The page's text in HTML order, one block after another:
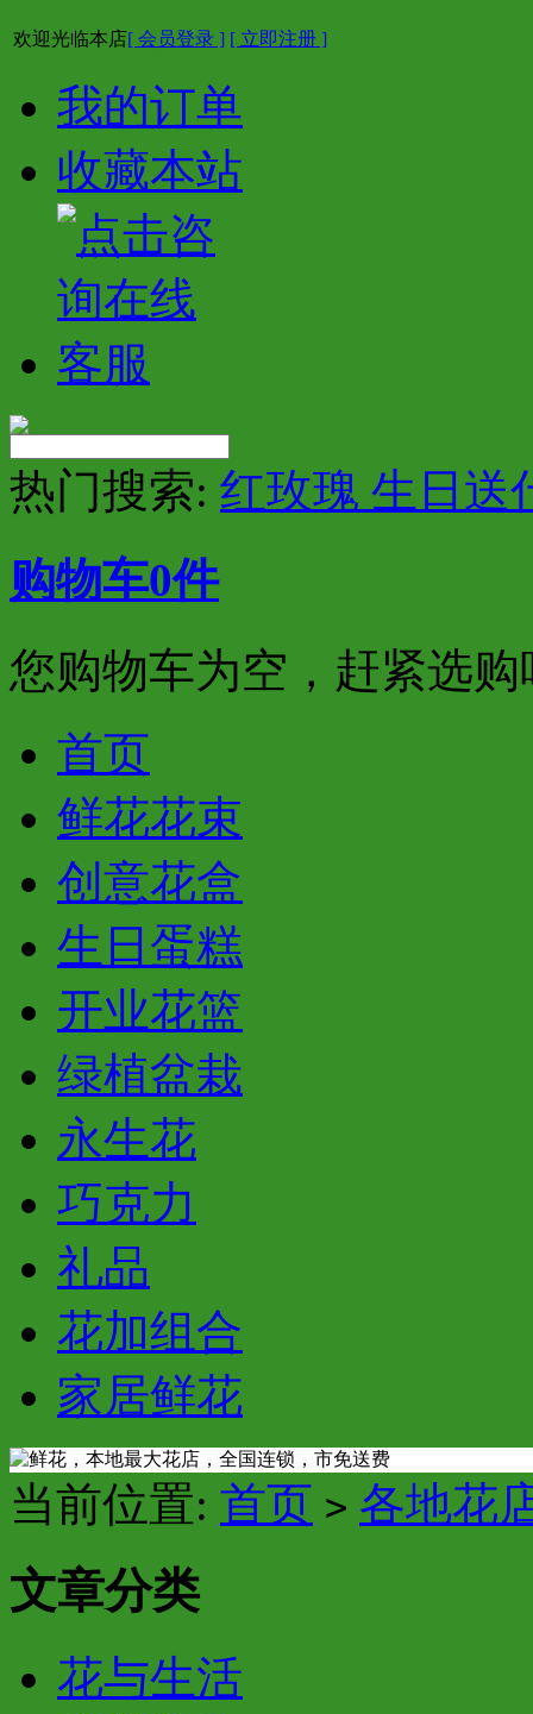
欢迎光临本店[ 会员登录 ] [ 立即注册 ]
我的订单
收藏本站
热门搜索: 红玫瑰 生日送
购物车0件
您购物车为空，赶紧选购
首页
鲜花花束
创意花盒
生日蛋糕
开业花篮
绿植盆栽
永生花
巧克力
礼品
花加组合
家居鲜花
当前位置: 首页 > 各地花
文章分类
花与生活